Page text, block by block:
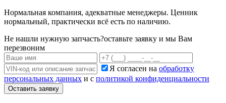
Нормальная компания, адекватные менеджеры. Ценник
нормальный, практически всё есть по наличию.
Не нашли нужную запчасть?оставьте заявку и мы Вам
перезвоним
Я согласен на обработку
персональных данных и с политикой конфиденциальности
Оставить заявку